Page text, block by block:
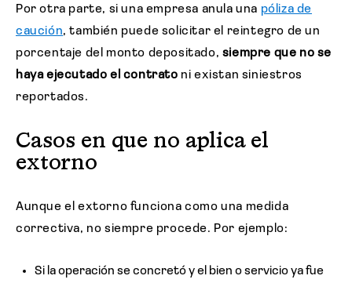
Por otra parte, si una empresa anula una póliza de
caución, también puede solicitar el reintegro de un
porcentaje del monto depositado, siempre que no se
haya ejecutado el contrato ni existan siniestros
reportados.
Casos en que no aplica el
extorno
Aunque el extorno funciona como una medida
correctiva, no siempre procede. Por ejemplo:
Si la operación se concretó y el bien o servicio ya fue